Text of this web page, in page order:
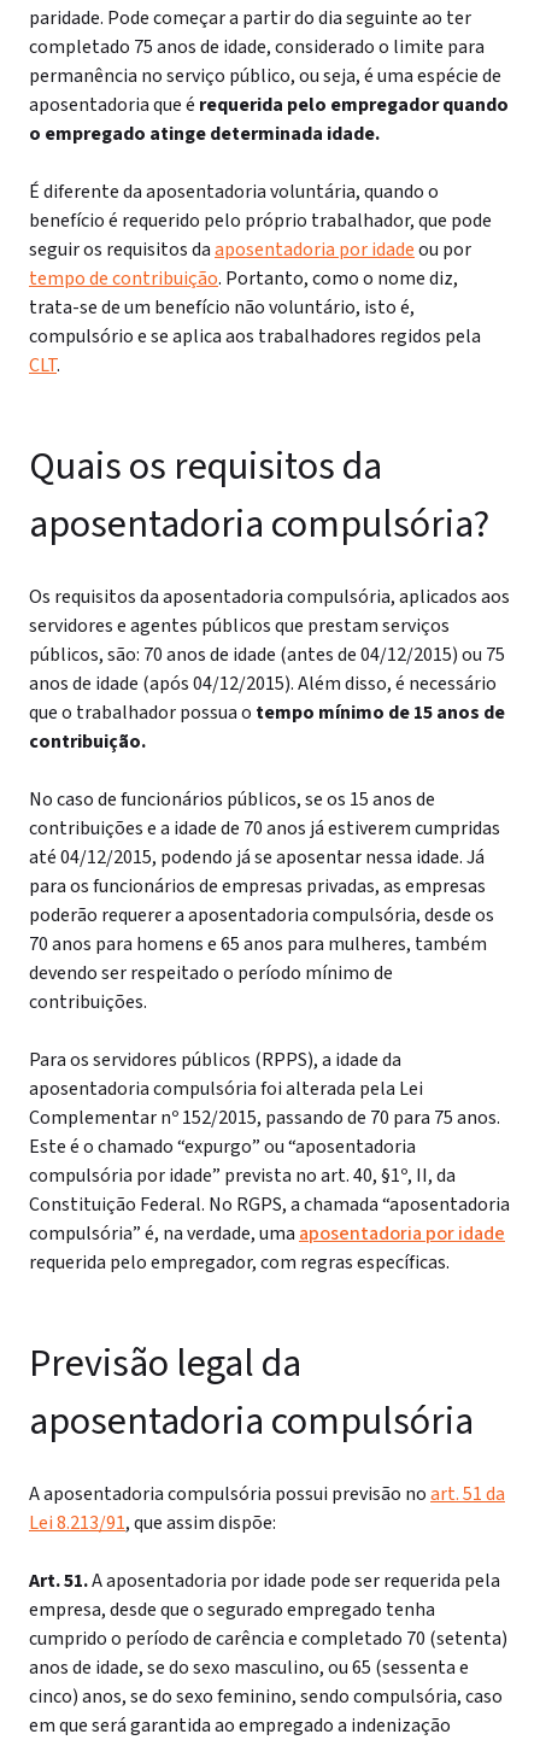
paridade. Pode começar a partir do dia seguinte ao ter
completado 75 anos de idade, considerado o limite para
permanência no serviço público, ou seja, éuma espécie de
aposentadoria que é requerida pelo empregador quando
o empregado atinge determinada idade.
É diferente da aposentadoria voluntária, quando o
benefício é requerido pelo próprio trabalhador, que pode
seguir os requisitos daaposentadoria por idadeou por
tempo de contribuição. Portanto, como o nome diz,
trata-se de um benefício não voluntário, isto é,
compulsório e se aplica aos trabalhadores regidos pela
CLT.
Quais os requisitos da
aposentadoria compulsória?
Os requisitos da aposentadoria compulsória, aplicados aos
servidores e agentes públicos que prestam serviços
públicos, são: 70 anos de idade (antes de 04/12/2015) ou 75
anos de idade (após 04/12/2015).Além disso, é necessário
que o trabalhador possua o tempo mínimo de 15 anos de
contribuição.
No caso de funcionários públicos, se os 15 anos de
contribuições e a idade de 70 anos já estiverem cumpridas
até 04/12/2015, podendo já se aposentar nessa idade. Já
para os funcionários de empresas privadas, as empresas
poderão requerer a aposentadoria compulsória, desde os
70 anos para homens e 65 anos para mulheres, também
devendo ser respeitado o período mínimo de
contribuições.
Para os servidores públicos (RPPS), a idade da
aposentadoria compulsória foi alterada pela Lei
Complementar nº 152/2015, passando de 70 para 75 anos.
Este é o chamado “expurgo” ou “aposentadoria
compulsória por idade” prevista no art. 40, §1º, II, da
Constituição Federal. No RGPS, a chamada “aposentadoria
compulsória” é, na verdade, uma aposentadoria por idade
requerida pelo empregador, com regras específicas.
Previsão legal da
aposentadoria compulsória
A aposentadoria compulsória possui previsão noart. 51 da
Lei 8.213/91, que assim dispõe:
Art. 51.A aposentadoria por idade pode ser requerida pela
empresa, desde que o segurado empregado tenha
cumprido o período de carência e completado 70 (setenta)
anos de idade, se do sexo masculino, ou 65 (sessenta e
cinco) anos, se do sexo feminino, sendo compulsória, caso
em que será garantida ao empregado a indenização